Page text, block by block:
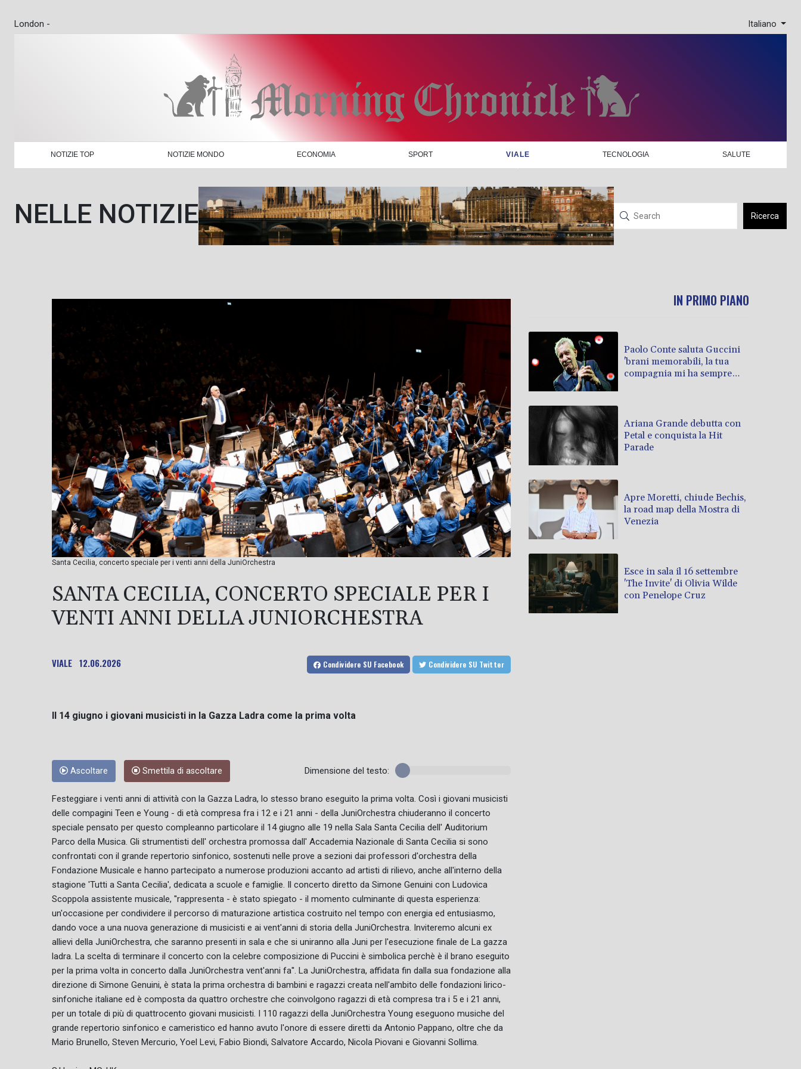
London - Italiano
NOTIZIE TOP NOTIZIE MONDO ECONOMIA SPORT VIALE TECNOLOGIA SALUTE
NELLE NOTIZIE Ricerca
Santa Cecilia, concerto speciale per i venti anni della JuniOrchestra
SANTA CECILIA, CONCERTO SPECIALE PER I
VENTI ANNI DELLA JUNIORCHESTRA
VIALE 12.06.2026 Condividere SU Facebook Condividere SU Twitter
Il 14 giugno i giovani musicisti in la Gazza Ladra come la prima volta
Ascoltare Smettila di ascoltare Dimensione del testo:
Festeggiare i venti anni di attività con la Gazza Ladra, lo stesso brano eseguito la prima volta. Così i giovani musicisti
delle compagini Teen e Young - di età compresa fra i 12 e i 21 anni - della JuniOrchestra chiuderanno il concerto
speciale pensato per questo compleanno particolare il 14 giugno alle 19 nella Sala Santa Cecilia dell' Auditorium
Parco della Musica. Gli strumentisti dell' orchestra promossa dall' Accademia Nazionale di Santa Cecilia si sono
confrontati con il grande repertorio sinfonico, sostenuti nelle prove a sezioni dai professori d'orchestra della
Fondazione Musicale e hanno partecipato a numerose produzioni accanto ad artisti di rilievo, anche all'interno della
stagione 'Tutti a Santa Cecilia', dedicata a scuole e famiglie. Il concerto diretto da Simone Genuini con Ludovica
Scoppola assistente musicale, ''rappresenta - è stato spiegato - il momento culminante di questa esperienza:
un'occasione per condividere il percorso di maturazione artistica costruito nel tempo con energia ed entusiasmo,
dando voce a una nuova generazione di musicisti e ai vent'anni di storia della JuniOrchestra. Inviteremo alcuni ex
allievi della JuniOrchestra, che saranno presenti in sala e che si uniranno alla Juni per l'esecuzione finale de La gazza
ladra. La scelta di terminare il concerto con la celebre composizione di Puccini è simbolica perchè è il brano eseguito
per la prima volta in concerto dalla JuniOrchestra vent'anni fa''. La JuniOrchestra, affidata fin dalla sua fondazione alla
direzione di Simone Genuini, è stata la prima orchestra di bambini e ragazzi creata nell'ambito delle fondazioni lirico-
sinfoniche italiane ed è composta da quattro orchestre che coinvolgono ragazzi di età compresa tra i 5 e i 21 anni,
per un totale di più di quattrocento giovani musicisti. I 110 ragazzi della JuniOrchestra Young eseguono musiche del
grande repertorio sinfonico e cameristico ed hanno avuto l'onore di essere diretti da Antonio Pappano, oltre che da
Mario Brunello, Steven Mercurio, Yoel Levi, Fabio Biondi, Salvatore Accardo, Nicola Piovani e Giovanni Sollima.
IN PRIMO PIANO
Paolo Conte saluta Guccini
'brani memorabili, la tua
compagnia mi ha sempre
Ariana Grande debutta con
Petal e conquista la Hit
Parade
Apre Moretti, chiude Bechis,
la road map della Mostra di
Venezia
Esce in sala il 16 settembre
'The Invite' di Olivia Wilde
con Penelope Cruz